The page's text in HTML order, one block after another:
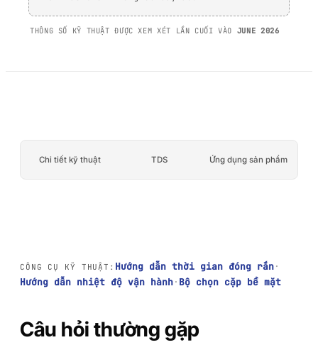
AFT 2064WF
Vật liệu composite và
THÔNG SỐ KỸ THUẬT ĐƯỢC XEM XÉT LẦN CUỐI VÀO JUNE 2026
Chi tiết kỹ thuật TDS Ứng dụng sản phẩm
CÔNG CỤ KỸ THUẬT: Hướng dẫn thời gian đóng rắn·
Hướng dẫn nhiệt độ vận hành· Bộ chọn cặp bề mặt
Câu hỏi thường gặp